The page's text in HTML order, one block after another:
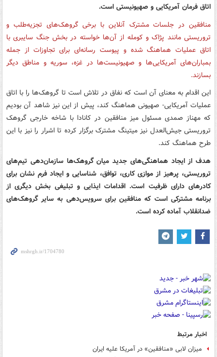
اتاق فرمان آمریکایی و صهیونیستی است.
منافقین در جلسات مشترک آنلاین با برخی گروهک‌های تجزیه‌طلب و
تروریستی مانند پژاک و کومله از آن‌ها خواسته در بخش جنگ سایبری با
اتاق عملیات هماهنگ شده و پیوست رسانه‌ای برای تجاوزات از جمله
بمباران‌های آمریکایی‌ها و صهیونیست‌ها در غزه، سوریه و مناطق دیگر
بسازند.
این اقدام به معنای آن است که نفاق در تلاش است تا گروهک‌ها را با اتاق
عملیات آمریکایی- صهیونی هماهنگ کند، پیش از این نیز شاهد آن بودیم
که مهناز صمدی مسئول میز منافقین در کانادا با شاخه خارجی گروهک
تروریستی جیش‌العدل نیز میتینگ مشترک برگزار کرده تا اشرار را نیز با این
طرح هماهنگ کند.
هدف از ایجاد هماهنگی‌های جدید میان گروهک‌ها سازمان‌دهی تیم‌های
تروریستی، پرهیز از موازی کاری، توافق، شناسایی و ایجاد فرم نشان برای
کادرهای دارای ظرفیت است. اقدامات ایذایی و تبلیغی بخش دیگری از
برنامه مشترکی است که منافقین برای سرویس‌دهی به سایر گروهک‌های
ضدانقلاب آماده کرده است.
اخبار مرتبط
میزان لابی «منافقین» در آمریکا علیه ایران